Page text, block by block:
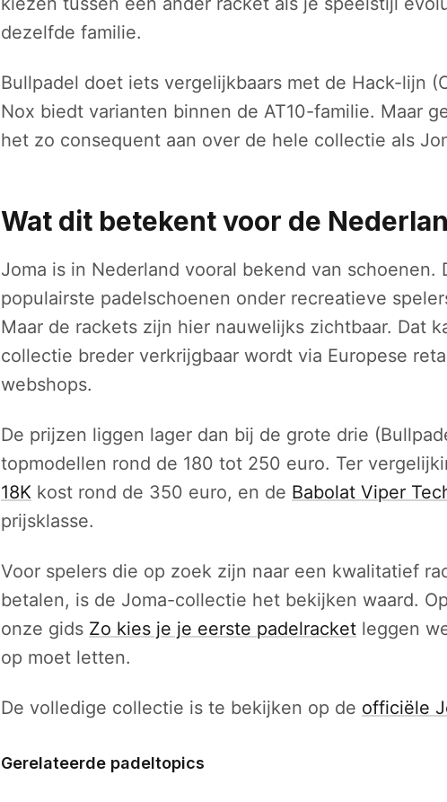
dezelfde familie.
Bullpadel doet iets vergelijkbaars met de Hack-lijn
Nox biedt varianten binnen de AT10-familie. Maar
het zo consequent aan over de hele collectie als
Wat dit betekent voor de
Joma is in Nederland vooral bekend van schoenen.
populairste padelschoenen onder recreatieve
Maar de rackets zijn hier nauwelijks zichtbaar. Dat
collectie breder verkrijgbaar wordt via Europese
webshops.
De prijzen liggen lager dan bij de grote drie
topmodellen rond de 180 tot 250 euro. Ter
18K kost rond de 350 euro, en de Babolat Viper
prijsklasse.
Voor spelers die op zoek zijn naar een kwalitatief
betalen, is de Joma-collectie het bekijken waard.
onze gids Zo kies je je eerste padelracket leggen
op moet letten.
De volledige collectie is te bekijken op de officiële
Gerelateerde padeltopics